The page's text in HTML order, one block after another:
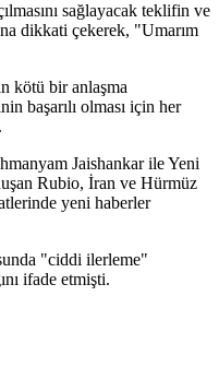
sağlayacak teklifin ve
dikkati çekerek, "Umarım
kötü bir anlaşma
başarılı olması için her
Jaishankar ile Yeni
Rubio, İran ve Hürmüz
yeni haberler
"ciddi ilerleme"
ifade etmişti.